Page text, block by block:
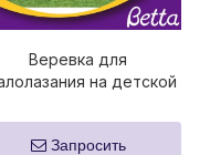
Веревка для
на детской
Запросить